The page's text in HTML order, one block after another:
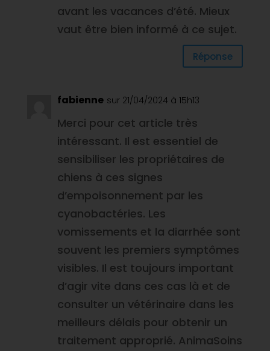
avant les vacances d’été. Mieux
vaut être bien informé à ce sujet.
Réponse
fabienne sur 21/04/2024 à 15h13
Merci pour cet article très
intéressant. Il est essentiel de
sensibiliser les propriétaires de
chiens à ces signes
d’empoisonnement par les
cyanobactéries. Les
vomissements et la diarrhée sont
souvent les premiers symptômes
visibles. Il est toujours important
d’agir vite dans ces cas là et de
consulter un vétérinaire dans les
meilleurs délais pour obtenir un
traitement approprié. AnimaSoins